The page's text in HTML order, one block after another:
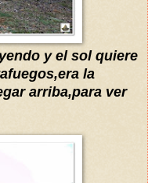
y el sol quiere
la
arriba,para ver